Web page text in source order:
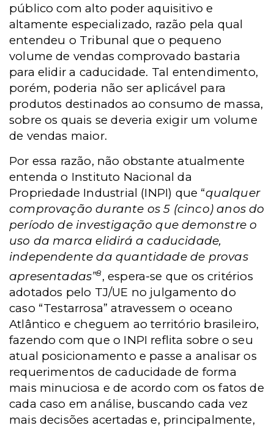
público com alto poder aquisitivo e
altamente especializado, razão pela qual
entendeu o Tribunal que o pequeno
volume de vendas comprovado bastaria
para elidir a caducidade. Tal entendimento,
porém, poderia não ser aplicável para
produtos destinados ao consumo de massa,
sobre os quais se deveria exigir um volume
de vendas maior.
Por essa razão, não obstante atualmente
entenda o Instituto Nacional da
Propriedade Industrial (INPI) que “qualquer
comprovação durante os 5 (cinco) anos do
período de investigação que demonstre o
uso da marca elidirá a caducidade,
independente da quantidade de provas
apresentadas”8, espera-se que os critérios
adotados pelo TJ/UE no julgamento do
caso “Testarrosa” atravessem o oceano
Atlântico e cheguem ao território brasileiro,
fazendo com que o INPI reflita sobre o seu
atual posicionamento e passe a analisar os
requerimentos de caducidade de forma
mais minuciosa e de acordo com os fatos de
cada caso em análise, buscando cada vez
mais decisões acertadas e, principalmente,